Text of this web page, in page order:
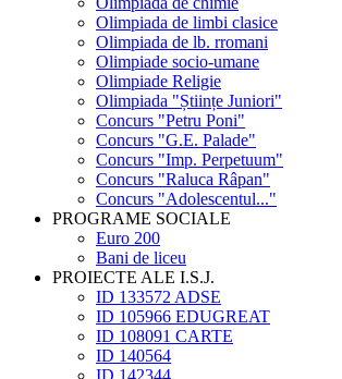
Olimpiada de limbi clasice
Olimpiada de lb. rromani
Olimpiade socio-umane
Olimpiade Religie
Olimpiada "Științe Juniori"
Concurs "Petru Poni"
Concurs "G.E. Palade"
Concurs "Imp. Perpetuum"
Concurs "Raluca Râpan"
Concurs "Adolescentul..."
PROGRAME SOCIALE
Euro 200
Bani de liceu
PROIECTE ALE I.S.J.
ID 133572 ADSE
ID 105966 EDUGREAT
ID 108091 CARTE
ID 140564
ID 142344